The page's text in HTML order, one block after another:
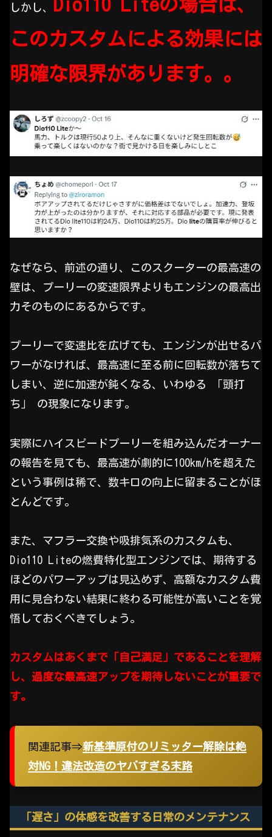
しかし、
Dio110 Liteの場合は、
このカスタムによる効果には
明確な限界があります。。
なぜなら、前述の通り、このスクーターの最高速の
壁は、プーリーの変速限界よりもエンジンの最高出
力そのものにあるからです。
プーリーで変速比を広げても、エンジンが出せるパ
ワーがなければ、最高速に至る前に回転数が落ちて
しまい、逆に加速が鈍くなる、いわゆる 「頭打
ち」 の現象になります。
実際にハイスピードプーリーを組み込んだオーナー
の報告を見ても、最高速が劇的に100km/hを超えた
という事例は稀で、数キロの向上に留まることがほ
とんどです。
また、マフラー交換や吸排気系のカスタムも、
Dio110 Liteの燃費特化型エンジンでは、期待する
ほどのパワーアップは見込めず、高額なカスタム費
用に見合わない結果に終わる可能性が高いことを覚
悟しておくべきでしょう。
カスタムはあくまで「自己満足」であることを理解
し、過度な最高速アップを期待しないことが重要で
す。
関連記事⇒新基準原付のリミッター解除は絶
対NG！違法改造のヤバすぎる末路
「遅さ」の体感を改善する日常のメンテナンス